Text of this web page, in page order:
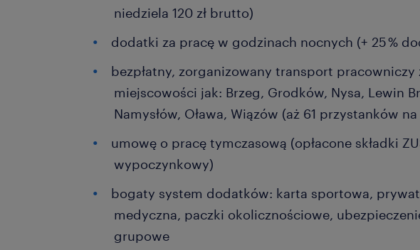
niedziela 120 zł brutto)
dodatki za pracę w godzinach nocnych (+ 25 %
bezpłatny, zorganizowany transport pracowniczy
miejscowości jak: Brzeg, Grodków, Nysa, Lewin
Namysłów, Oława, Wiązów (aż 61 przystanków
umowę o pracę tymczasową (opłacone składki
wypoczynkowy)
bogaty system dodatków: karta sportowa,
medyczna, paczki okolicznościowe,
grupowe